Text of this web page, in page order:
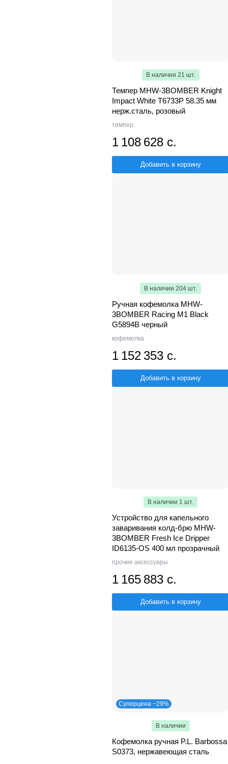
В наличии 21 шт.
Темпер MHW-3BOMBER Knight
Impact White T6733P 58.35 мм
нерж.сталь, розовый
темпер
1 108 628 с.
Добавить в корзину
В наличии 204 шт.
Ручная кофемолка MHW-
3BOMBER Racing M1 Black
G5894B черный
кофемолка
1 152 353 с.
Добавить в корзину
В наличии 1 шт.
Устройство для капельного
заваривания колд-брю MHW-
3BOMBER Fresh Ice Dripper
ID6135-OS 400 мл прозрачный
прочие аксессуары
1 165 883 с.
Добавить в корзину
Суперцена −29%
В наличии
Кофемолка ручная P.L. Barbossa
S0373, нержавеющая сталь